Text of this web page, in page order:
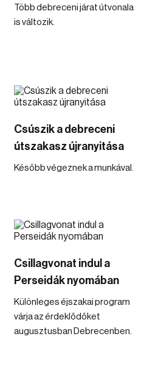
Több debreceni járat útvonala
is változik.
Csúszik a debreceni
útszakasz újranyitása
Később végeznek a munkával.
Csillagvonat indul a
Perseidák nyomában
Különleges éjszakai program
várja az érdeklődőket
augusztusban Debrecenben.